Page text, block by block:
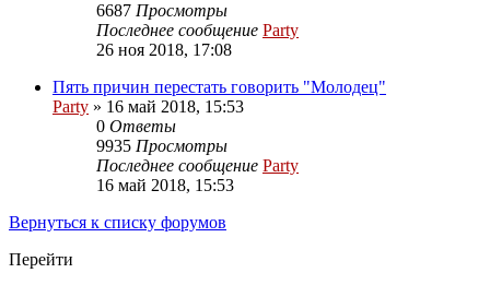
6687 Просмотры
Последнее сообщение Party
26 ноя 2018, 17:08
Пять причин перестать говорить "Молодец"
Party » 16 май 2018, 15:53
0 Ответы
9935 Просмотры
Последнее сообщение Party
16 май 2018, 15:53
Вернуться к списку форумов
Перейти